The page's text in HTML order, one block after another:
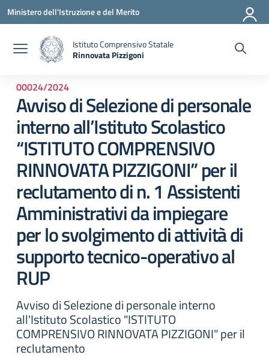
Vai ai contenuti
Vai al menu di navigazione
Vai al footer
Ministero dell'Istruzione e del Merito
Istituto Comprensivo Statale
Rinnovata Pizzigoni
00024/2024
Avviso di Selezione di personale
interno all’Istituto Scolastico
“ISTITUTO COMPRENSIVO
RINNOVATA PIZZIGONI” per il
reclutamento di n. 1 Assistenti
Amministrativi da impiegare
per lo svolgimento di attività di
supporto tecnico-operativo al
RUP
Avviso di Selezione di personale interno
all'Istituto Scolastico "ISTITUTO
COMPRENSIVO RINNOVATA PIZZIGONI" per il
reclutamento